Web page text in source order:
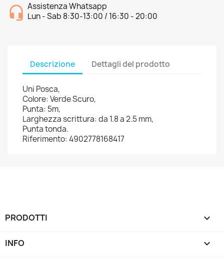
Assistenza Whatsapp
Lun - Sab 8:30-13:00 / 16:30 - 20:00
Descrizione Dettagli del prodotto
Uni Posca,
Colore: Verde Scuro,
Punta: 5m,
Larghezza scrittura: da 1.8 a 2.5 mm,
Punta tonda.
Riferimento: 4902778168417
PRODOTTI 
INFO 